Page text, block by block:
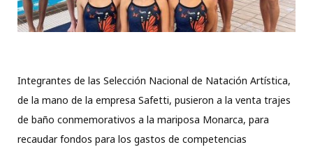
Integrantes de las Selección Nacional de Natación Artística,
de la mano de la empresa Safetti, pusieron a la venta trajes
de baño conmemorativos a la mariposa Monarca, para
recaudar fondos para los gastos de competencias